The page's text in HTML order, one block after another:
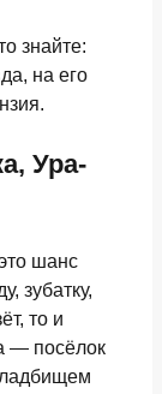
знайте:
на его
Ура-
шанс
зубатку,
то и
— посёлок